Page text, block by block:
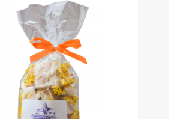
(17 avis)